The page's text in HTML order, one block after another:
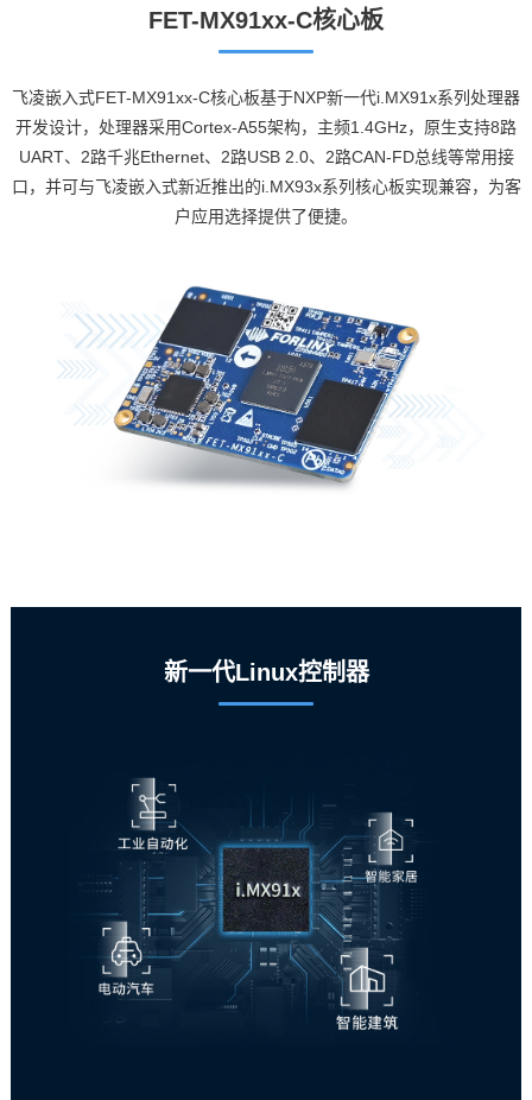
FET-MX91xx-C核心板
飞凌嵌入式FET-MX91xx-C核心板基于NXP新一代i.MX91x系列处理器
开发设计，处理器采用Cortex-A55架构，主频1.4GHz，原生支持8路
UART、2路千兆Ethernet、2路USB 2.0、2路CAN-FD总线等常用接
口，并可与飞凌嵌入式新近推出的i.MX93x系列核心板实现兼容，为客
户应用选择提供了便捷。
新一代Linux控制器